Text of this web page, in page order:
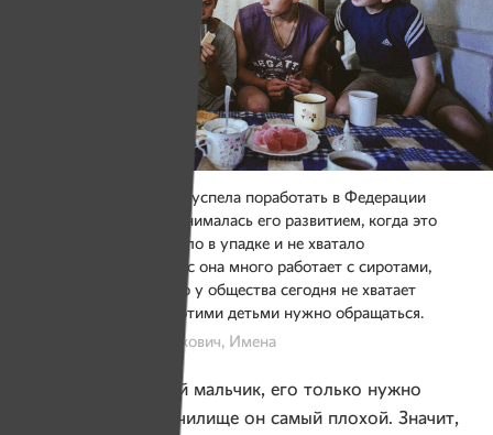
В 90-е Галина Петровна успела поработать в Федерации
конного спорта. Она занималась его развитием, когда это
направление спорта было в упадке и не хватало
финансирования. Сейчас она много работает с сиротами,
потому что считает, что у общества сегодня не хватает
понимания того, как с этими детьми нужно обращаться.
Фото: Александр Васюкович, Имена
— Богдан — золотой мальчик, его только нужно
понимать. Ну, а в училище он самый плохой. Значит,